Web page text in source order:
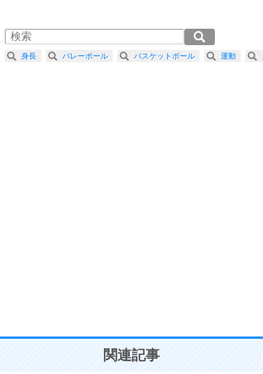
4 器の大きい人は、怒りを優しさで表現する。
ことが大切。
2.0倍速 （461KB 1分57秒）
2.5倍速 （369KB 1分34秒）
3.0倍速 （307KB 1分18秒）
身長 バレーボール バスケットボール 運動
関連記事